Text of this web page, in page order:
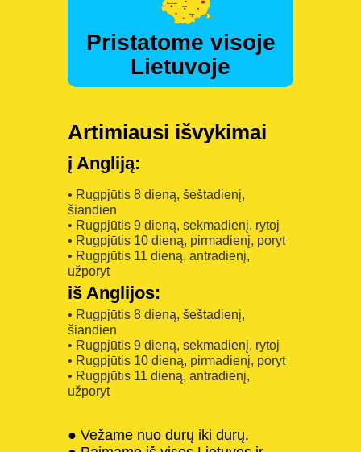
Pristatome visoje
Lietuvoje
Artimiausi išvykimai
į Angliją:
• Rugpjūtis 8 dieną, šeštadienį,
šiandien
• Rugpjūtis 9 dieną, sekmadienį, rytoj
• Rugpjūtis 10 dieną, pirmadienį, poryt
• Rugpjūtis 11 dieną, antradienį,
užporyt
iš Anglijos:
• Rugpjūtis 8 dieną, šeštadienį,
šiandien
• Rugpjūtis 9 dieną, sekmadienį, rytoj
• Rugpjūtis 10 dieną, pirmadienį, poryt
• Rugpjūtis 11 dieną, antradienį,
užporyt
● Vežame nuo durų iki durų.